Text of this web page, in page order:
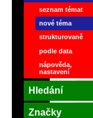
seznam témat
nové téma
strukturovaně
podle data
nápověda,
nastavení
Hledání
Značky